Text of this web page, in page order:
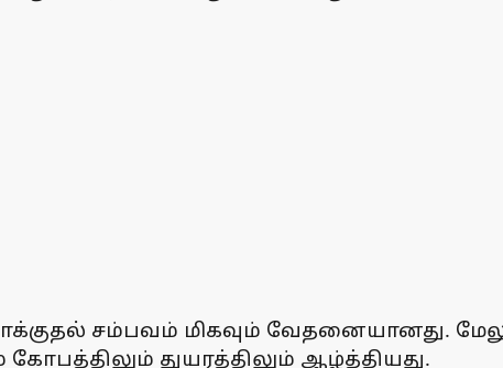
சம்பவம் மிகவும் வேதனையானது.
துயரத்திலும் ஆழ்த்தியது.